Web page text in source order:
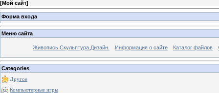
[Мой сайт]
Форма входа
Меню сайта
Живопись.Скульптура.Дизайн. Информация о сайте Каталог файлов
Categories
Другое
Компьютерные игры